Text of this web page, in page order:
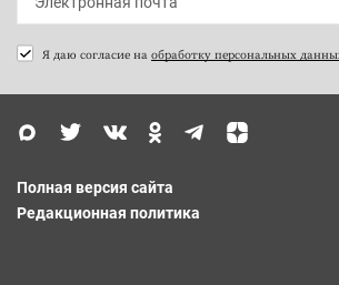
Я даю согласие на обработку персональных
Полная версия сайта
Редакционная политика